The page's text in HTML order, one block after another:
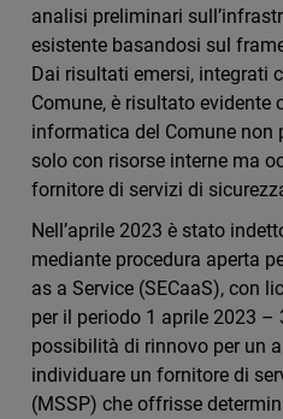
analisi preliminari
esistente basandosi sul
Dai risultati emersi, integrati
Comune, è risultato evidente
informatica del Comune non
solo con risorse interne ma
fornitore di servizi di
Nell’aprile 2023 è stato
mediante procedura aperta
as a Service (SECaaS), con
per il periodo 1 aprile 2023 –
possibilità di rinnovo per un
individuare un fornitore di
(MSSP) che offrisse